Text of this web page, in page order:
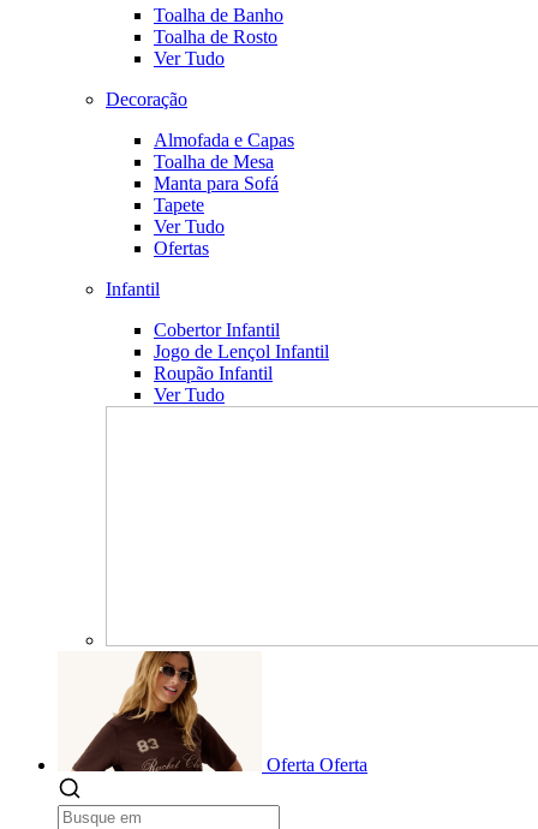
Toalha de Banho
Toalha de Rosto
Ver Tudo
Decoração
Almofada e Capas
Toalha de Mesa
Manta para Sofá
Tapete
Ver Tudo
Ofertas
Infantil
Cobertor Infantil
Jogo de Lençol Infantil
Roupão Infantil
Ver Tudo
Oferta Oferta